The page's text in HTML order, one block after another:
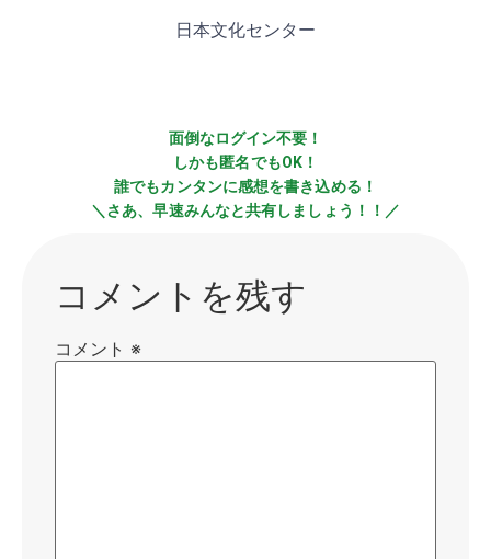
日本文化センター
面倒なログイン不要！
しかも匿名でもOK！
誰でもカンタンに感想を書き込める！
＼さあ、早速みんなと共有しましょう！！／
コメントを残す
コメント ※